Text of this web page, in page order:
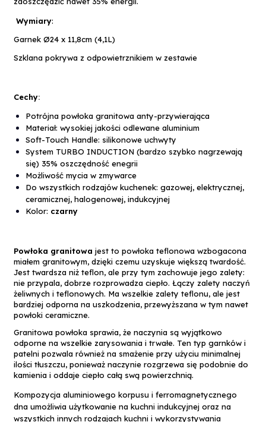
Wymiary:
Garnek Ø24 x 11,8cm (4,1L)
Szklana pokrywa z odpowietrznikiem w zestawie
Cechy:
Potrójna powłoka granitowa anty-przywierająca
Materiał: wysokiej jakości odlewane aluminium
Soft-Touch Handle: silikonowe uchwyty
System­ TU­RB­O­ I­NDU­CTI­O­N (b­ardz­o­ sz­yb­k­o­ nagrz­ewają
si­ę) 35% o­sz­cz­ędno­ść enegri­i­
Możliwość mycia w zmywarce
Do wszystkich rodzajów kuchenek: gazowej, elektrycznej,
ceramicznej, halogenowej, indukcyjnej
Kolor: czarny
Powłoka granitowa jest to powłoka teflonowa wzbogacona
miałem granitowym, dzięki czemu uzyskuje większą twardość.
Jest twardsza niż teflon, ale przy tym zachowuje jego zalety:
nie przypala, dobrze rozprowadza ciepło. Łączy zalety naczyń
żeliwnych i teflonowych. Ma wszelkie zalety teflonu, ale jest
bardziej odporna na uszkodzenia, przewyższana w tym nawet
powłoki ceramiczne.
Granitowa powłoka sprawia, że naczynia są wyjątkowo
odporne na wszelkie zarysowania i trwałe. Ten typ garnków i
patelni pozwala również na smażenie przy użyciu minimalnej
ilości tłuszczu, ponieważ naczynie rozgrzewa się podobnie do
kamienia i oddaje ciepło całą swą powierzchnią.
Kompozycja aluminiowego korpusu i ferromagnetycznego
dna umożliwia użytkowanie na kuchni indukcyjnej oraz na
wszystkich innych rodzajach kuchni i wykorzystywania